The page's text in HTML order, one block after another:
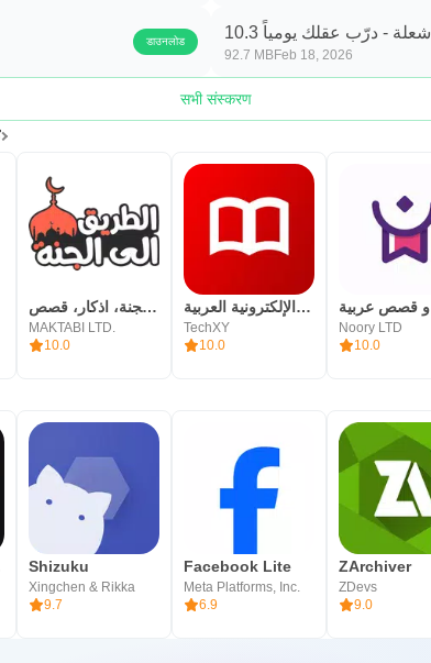
डाउनलोड شعلة - درّب عقلك يومياً 10.3
92.7 MBFeb 18, 2026
सभी संस्करण
الطريق الى الجنة، اذكار، قصص
MAKTABI LTD.
10.0
المكتبة الإلكترونية العربية
TechXY
10.0
Noory LTD
10.0
Shizuku
Xingchen & Rikka
9.7
Facebook Lite
Meta Platforms, Inc.
6.9
ZArchiver
ZDevs
9.0